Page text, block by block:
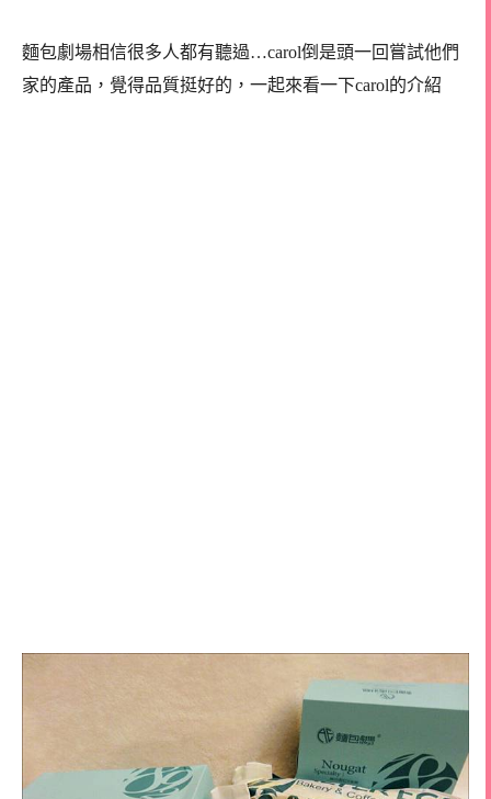
麵包劇場相信很多人都有聽過…carol倒是頭一回嘗試他們
家的產品，覺得品質挺好的，一起來看一下carol的介紹